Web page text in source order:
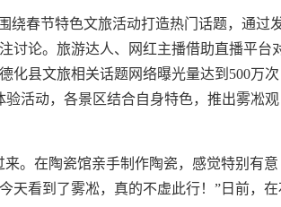
绕春节特色文旅活动打造热门话题，通过
讨论。旅游达人、网红主播借助直播平台
县文旅相关话题网络曝光量达到500万次
活动，各景区结合自身特色，推出雾凇观
。在陶瓷馆亲手制作陶瓷，感觉特别有意
天看到了雾凇，真的不虚此行！”日前，在